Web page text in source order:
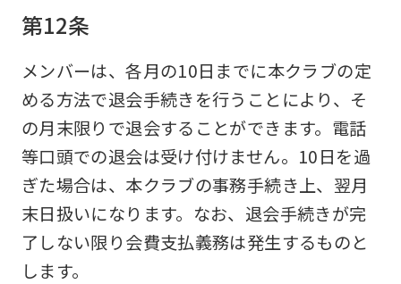
第12条
メンバーは、各月の10日までに本クラブの定
める方法で退会手続きを行うことにより、そ
の月末限りで退会することができます。電話
等口頭での退会は受け付けません。10日を過
ぎた場合は、本クラブの事務手続き上、翌月
末日扱いになります。なお、退会手続きが完
了しない限り会費支払義務は発生するものと
します。
However,
if
you
use
an
automatic
translation
service,